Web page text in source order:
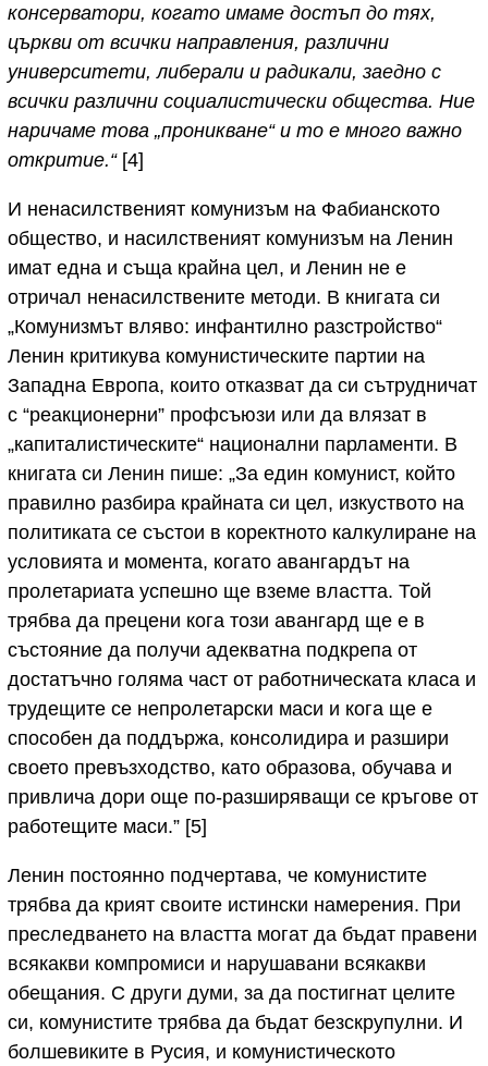
консерватори, когато имаме достъп до тях,
църкви от всички направления, различни
университети, либерали и радикали, заедно с
всички различни социалистически общества. Ние
наричаме това „проникване“ и то е много важно
откритие.“[4]
И ненасилственият комунизъм на Фабианското
общество, и насилственият комунизъм на Ленин
имат една и съща крайна цел, и Ленин не е
отричал ненасилствените методи. В книгата си
„Комунизмът вляво: инфантилно разстройство“
Ленин критикува комунистическите партии на
Западна Европа, които отказват да си сътрудничат
с “реакционерни” профсъюзи или да влязат в
„капиталистическите“ национални парламенти. В
книгата си Ленин пише: „За един комунист, който
правилно разбира крайната си цел, изкуството на
политиката се състои в коректното калкулиране на
условията и момента, когато авангардът на
пролетариата успешно ще вземе властта. Той
трябва да прецени кога този авангард ще е в
състояние да получи адекватна подкрепа от
достатъчно голяма част от работническата класа и
трудещите се непролетарски маси и кога ще е
способен да поддържа, консолидира и разшири
своето превъзходство, като образова, обучава и
привлича дори още по-разширяващи се кръгове от
работещите маси.” [5]
Ленин постоянно подчертава, че комунистите
трябва да крият своите истински намерения. При
преследването на властта могат да бъдат правени
всякакви компромиси и нарушавани всякакви
обещания. С други думи, за да постигнат целите
си, комунистите трябва да бъдат безскрупулни. И
болшевиките в Русия, и комунистическото